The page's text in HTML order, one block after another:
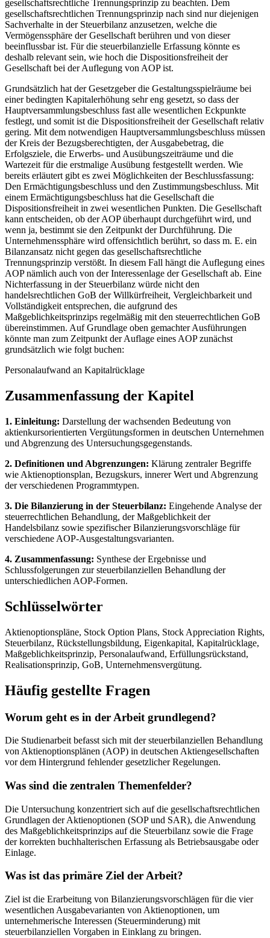
gesellschaftsrechtliche Trennungsprinzip zu beachten. Dem
gesellschaftsrechtlichen Trennungsprinzip nach sind nur diejenigen
Sachverhalte in der Steuerbilanz anzusetzen, welche die
Vermögenssphäre der Gesellschaft berühren und von dieser
beeinflussbar ist. Für die steuerbilanzielle Erfassung könnte es
deshalb relevant sein, wie hoch die Dispositionsfreiheit der
Gesellschaft bei der Auflegung von AOP ist.
Grundsätzlich hat der Gesetzgeber die Gestaltungsspielräume bei
einer bedingten Kapitalerhöhung sehr eng gesetzt, so dass der
Hauptversammlungsbeschluss fast alle wesentlichen Eckpunkte
festlegt, und somit ist die Dispositionsfreiheit der Gesellschaft relativ
gering. Mit dem notwendigen Hauptversammlungsbeschluss müssen
der Kreis der Bezugsberechtigten, der Ausgabebetrag, die
Erfolgsziele, die Erwerbs- und Ausübungszeiträume und die
Wartezeit für die erstmalige Ausübung festgestellt werden. Wie
bereits erläutert gibt es zwei Möglichkeiten der Beschlussfassung:
Den Ermächtigungsbeschluss und den Zustimmungsbeschluss. Mit
einem Ermächtigungsbeschluss hat die Gesellschaft die
Dispositionsfreiheit in zwei wesentlichen Punkten. Die Gesellschaft
kann entscheiden, ob der AOP überhaupt durchgeführt wird, und
wenn ja, bestimmt sie den Zeitpunkt der Durchführung. Die
Unternehmenssphäre wird offensichtlich berührt, so dass m. E. ein
Bilanzansatz nicht gegen das gesellschaftsrechtliche
Trennungsprinzip verstößt. In diesem Fall hängt die Auflegung eines
AOP nämlich auch von der Interessenlage der Gesellschaft ab. Eine
Nichterfassung in der Steuerbilanz würde nicht den
handelsrechtlichen GoB der Willkürfreiheit, Vergleichbarkeit und
Vollständigkeit entsprechen, die aufgrund des
Maßgeblichkeitsprinzips regelmäßig mit den steuerrechtlichen GoB
übereinstimmen. Auf Grundlage oben gemachter Ausführungen
könnte man zum Zeitpunkt der Auflage eines AOP zunächst
grundsätzlich wie folgt buchen:
Personalaufwand an Kapitalrücklage
Zusammenfassung der Kapitel
1. Einleitung: Darstellung der wachsenden Bedeutung von
aktienkursorientierten Vergütungsformen in deutschen Unternehmen
und Abgrenzung des Untersuchungsgegenstands.
2. Definitionen und Abgrenzungen: Klärung zentraler Begriffe
wie Aktienoptionsplan, Bezugskurs, innerer Wert und Abgrenzung
der verschiedenen Programmtypen.
3. Die Bilanzierung in der Steuerbilanz: Eingehende Analyse der
steuerrechtlichen Behandlung, der Maßgeblichkeit der
Handelsbilanz sowie spezifischer Bilanzierungsvorschläge für
verschiedene AOP-Ausgestaltungsvarianten.
4. Zusammenfassung: Synthese der Ergebnisse und
Schlussfolgerungen zur steuerbilanziellen Behandlung der
unterschiedlichen AOP-Formen.
Schlüsselwörter
Aktienoptionspläne, Stock Option Plans, Stock Appreciation Rights,
Steuerbilanz, Rückstellungsbildung, Eigenkapital, Kapitalrücklage,
Maßgeblichkeitsprinzip, Personalaufwand, Erfüllungsrückstand,
Realisationsprinzip, GoB, Unternehmensvergütung.
Häufig gestellte Fragen
Worum geht es in der Arbeit grundlegend?
Die Studienarbeit befasst sich mit der steuerbilanziellen Behandlung
von Aktienoptionsplänen (AOP) in deutschen Aktiengesellschaften
vor dem Hintergrund fehlender gesetzlicher Regelungen.
Was sind die zentralen Themenfelder?
Die Untersuchung konzentriert sich auf die gesellschaftsrechtlichen
Grundlagen der Aktienoptionen (SOP und SAR), die Anwendung
des Maßgeblichkeitsprinzips auf die Steuerbilanz sowie die Frage
der korrekten buchhalterischen Erfassung als Betriebsausgabe oder
Einlage.
Was ist das primäre Ziel der Arbeit?
Ziel ist die Erarbeitung von Bilanzierungsvorschlägen für die vier
wesentlichen Ausgabevarianten von Aktienoptionen, um
unternehmerische Interessen (Steuerminderung) mit
steuerbilanziellen Vorgaben in Einklang zu bringen.